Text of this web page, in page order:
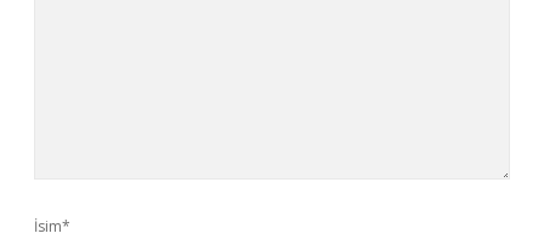
İsim*